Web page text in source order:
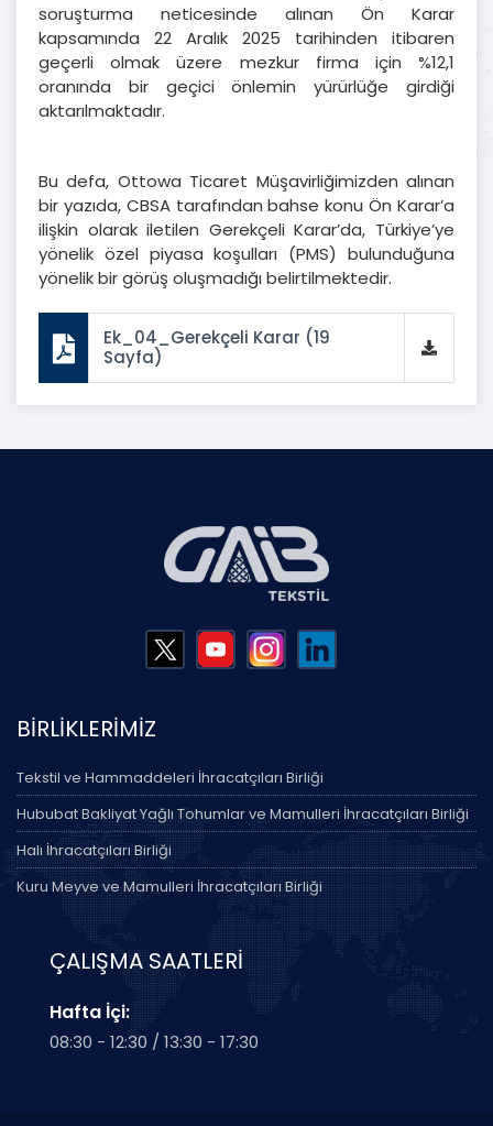
soruşturma neticesinde alınan Ön Karar
kapsamında 22 Aralık 2025 tarihinden itibaren
geçerli olmak üzere mezkur firma için %12,1
oranında bir geçici önlemin yürürlüğe girdiği
aktarılmaktadır.
Bu defa, Ottowa Ticaret Müşavirliğimizden alınan
bir yazıda, CBSA tarafından bahse konu Ön Karar’a
ilişkin olarak iletilen Gerekçeli Karar’da, Türkiye’ye
yönelik özel piyasa koşulları (PMS) bulunduğuna
yönelik bir görüş oluşmadığı belirtilmektedir.
Ek_04_Gerekçeli Karar (19
Sayfa)
BİRLİKLERİMİZ
Tekstil ve Hammaddeleri İhracatçıları Birliği
Hububat Bakliyat Yağlı Tohumlar ve Mamulleri İhracatçıları Birliği
Halı İhracatçıları Birliği
Kuru Meyve ve Mamulleri İhracatçıları Birliği
ÇALIŞMA SAATLERİ
Hafta İçi:
08:30 - 12:30 / 13:30 - 17:30